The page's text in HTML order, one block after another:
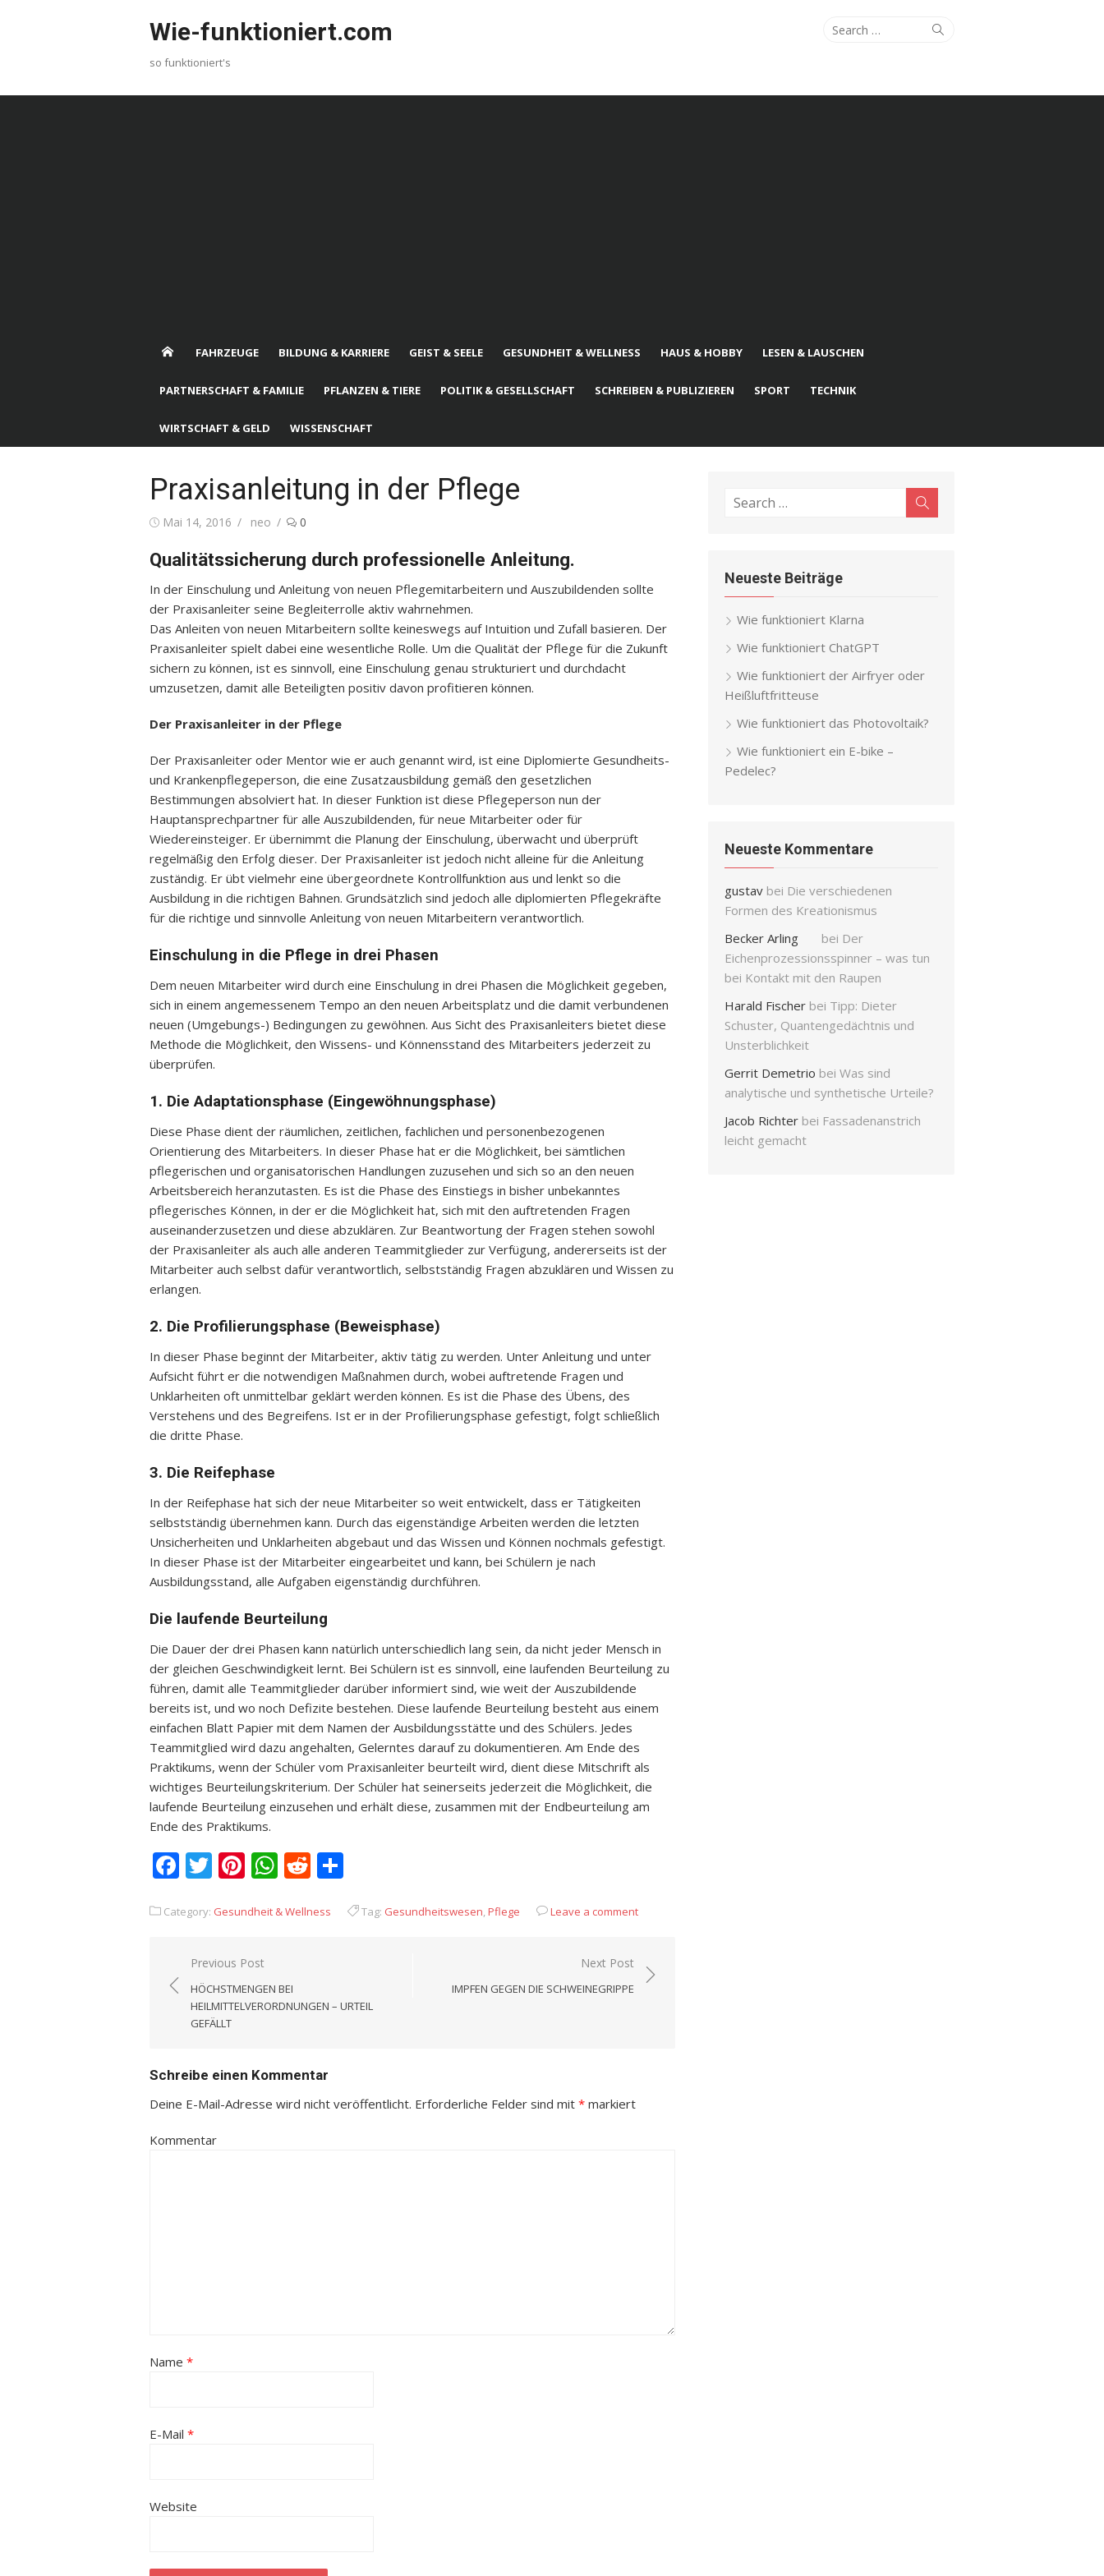
Wie-funktioniert.com
so funktioniert's
Search
Search
FAHRZEUGE BILDUNG & KARRIERE GEIST & SEELE GESUNDHEIT & WELLNESS HAUS & HOBBY LESEN & LAUSCHEN
PARTNERSCHAFT & FAMILIE PFLANZEN & TIERE POLITIK & GESELLSCHAFT SCHREIBEN & PUBLIZIEREN SPORT TECHNIK
WIRTSCHAFT & GELD WISSENSCHAFT
Praxisanleitung in der Pflege
Posted
Mai 14, 2016 Author
neo 0
Qualitätssicherung durch professionelle Anleitung.
In der Einschulung und Anleitung von neuen Pflegemitarbeitern und Auszubildenden sollte
der Praxisanleiter seine Begleiterrolle aktiv wahrnehmen.
Das Anleiten von neuen Mitarbeitern sollte keineswegs auf Intuition und Zufall basieren. Der
Praxisanleiter spielt dabei eine wesentliche Rolle. Um die Qualität der Pflege für die Zukunft
sichern zu können, ist es sinnvoll, eine Einschulung genau strukturiert und durchdacht
umzusetzen, damit alle Beteiligten positiv davon profitieren können.
Der Praxisanleiter in der Pflege
Der Praxisanleiter oder Mentor wie er auch genannt wird, ist eine Diplomierte Gesundheits-
und Krankenpflegeperson, die eine Zusatzausbildung gemäß den gesetzlichen
Bestimmungen absolviert hat. In dieser Funktion ist diese Pflegeperson nun der
Hauptansprechpartner für alle Auszubildenden, für neue Mitarbeiter oder für
Wiedereinsteiger. Er übernimmt die Planung der Einschulung, überwacht und überprüft
regelmäßig den Erfolg dieser. Der Praxisanleiter ist jedoch nicht alleine für die Anleitung
zuständig. Er übt vielmehr eine übergeordnete Kontrollfunktion aus und lenkt so die
Ausbildung in die richtigen Bahnen. Grundsätzlich sind jedoch alle diplomierten Pflegekräfte
für die richtige und sinnvolle Anleitung von neuen Mitarbeitern verantwortlich.
Einschulung in die Pflege in drei Phasen
Dem neuen Mitarbeiter wird durch eine Einschulung in drei Phasen die Möglichkeit gegeben,
sich in einem angemessenem Tempo an den neuen Arbeitsplatz und die damit verbundenen
neuen (Umgebungs-) Bedingungen zu gewöhnen. Aus Sicht des Praxisanleiters bietet diese
Methode die Möglichkeit, den Wissens- und Könnensstand des Mitarbeiters jederzeit zu
überprüfen.
1. Die Adaptationsphase (Eingewöhnungsphase)
Diese Phase dient der räumlichen, zeitlichen, fachlichen und personenbezogenen
Orientierung des Mitarbeiters. In dieser Phase hat er die Möglichkeit, bei sämtlichen
pflegerischen und organisatorischen Handlungen zuzusehen und sich so an den neuen
Arbeitsbereich heranzutasten. Es ist die Phase des Einstiegs in bisher unbekanntes
pflegerisches Können, in der er die Möglichkeit hat, sich mit den auftretenden Fragen
auseinanderzusetzen und diese abzuklären. Zur Beantwortung der Fragen stehen sowohl
der Praxisanleiter als auch alle anderen Teammitglieder zur Verfügung, andererseits ist der
Mitarbeiter auch selbst dafür verantwortlich, selbstständig Fragen abzuklären und Wissen zu
erlangen.
2. Die Profilierungsphase (Beweisphase)
In dieser Phase beginnt der Mitarbeiter, aktiv tätig zu werden. Unter Anleitung und unter
Aufsicht führt er die notwendigen Maßnahmen durch, wobei auftretende Fragen und
Unklarheiten oft unmittelbar geklärt werden können. Es ist die Phase des Übens, des
Verstehens und des Begreifens. Ist er in der Profilierungsphase gefestigt, folgt schließlich
die dritte Phase.
3. Die Reifephase
In der Reifephase hat sich der neue Mitarbeiter so weit entwickelt, dass er Tätigkeiten
selbstständig übernehmen kann. Durch das eigenständige Arbeiten werden die letzten
Unsicherheiten und Unklarheiten abgebaut und das Wissen und Können nochmals gefestigt.
In dieser Phase ist der Mitarbeiter eingearbeitet und kann, bei Schülern je nach
Ausbildungsstand, alle Aufgaben eigenständig durchführen.
Die laufende Beurteilung
Die Dauer der drei Phasen kann natürlich unterschiedlich lang sein, da nicht jeder Mensch in
der gleichen Geschwindigkeit lernt. Bei Schülern ist es sinnvoll, eine laufenden Beurteilung zu
führen, damit alle Teammitglieder darüber informiert sind, wie weit der Auszubildende
bereits ist, und wo noch Defizite bestehen. Diese laufende Beurteilung besteht aus einem
einfachen Blatt Papier mit dem Namen der Ausbildungsstätte und des Schülers. Jedes
Teammitglied wird dazu angehalten, Gelerntes darauf zu dokumentieren. Am Ende des
Praktikums, wenn der Schüler vom Praxisanleiter beurteilt wird, dient diese Mitschrift als
wichtiges Beurteilungskriterium. Der Schüler hat seinerseits jederzeit die Möglichkeit, die
laufende Beurteilung einzusehen und erhält diese, zusammen mit der Endbeurteilung am
Ende des Praktikums.
Facebook
Twitter
Pinterest
WhatsApp
Reddit
Category: Gesundheit & Wellness Tag: Gesundheitswesen,Pflege Leave a comment
Beitrags-
Navigation
Previous Post
HÖCHSTMENGEN BEI
HEILMITTELVERORDNUNGEN – URTEIL
GEFÄLLT
Next Post
IMPFEN GEGEN DIE SCHWEINEGRIPPE
Schreibe einen Kommentar
Deine E-Mail-Adresse wird nicht veröffentlicht. Erforderliche Felder sind mit * markiert
Kommentar
Name *
E-Mail *
Website
Search
Neueste Beiträge
Wie funktioniert Klarna
Wie funktioniert ChatGPT
Wie funktioniert der Airfryer oder
Heißluftfritteuse
Wie funktioniert das Photovoltaik?
Wie funktioniert ein E-bike –
Pedelec?
Neueste Kommentare
gustav bei Die verschiedenen
Formen des Kreationismus
Becker Arling
bei Der
Eichenprozessionsspinner – was tun
bei Kontakt mit den Raupen
Harald Fischer bei Tipp: Dieter
Schuster, Quantengedächtnis und
Unsterblichkeit
Gerrit Demetrio bei Was sind
analytische und synthetische Urteile?
Jacob Richter bei Fassadenanstrich
leicht gemacht